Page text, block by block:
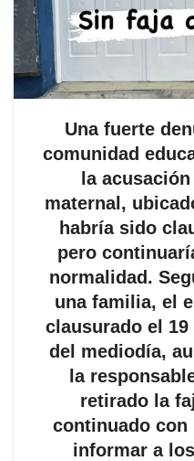
Una fuerte
comunidad
la
maternal,
habría sido
pero
normalidad.
una familia, el
clausurado el
del mediodía,
la
retirado la
continuado
informar a